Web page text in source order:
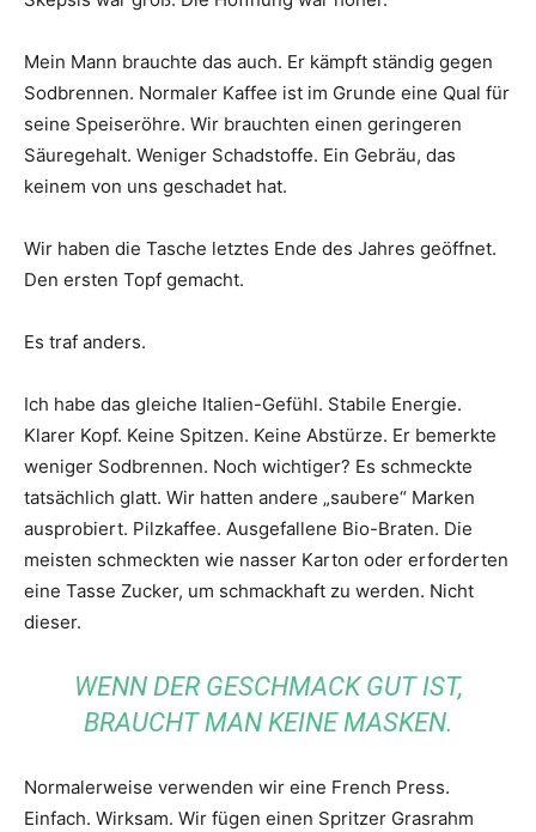
Mein Mann brauchte das auch. Er kämpft ständig gegen
Sodbrennen. Normaler Kaffee ist im Grunde eine Qual für
seine Speiseröhre. Wir brauchten einen geringeren
Säuregehalt. Weniger Schadstoffe. Ein Gebräu, das
keinem von uns geschadet hat.
Wir haben die Tasche letztes Ende des Jahres geöffnet.
Den ersten Topf gemacht.
Es traf anders.
Ich habe das gleiche Italien-Gefühl. Stabile Energie.
Klarer Kopf. Keine Spitzen. Keine Abstürze. Er bemerkte
weniger Sodbrennen. Noch wichtiger? Es schmeckte
tatsächlich glatt. Wir hatten andere „saubere“ Marken
ausprobiert. Pilzkaffee. Ausgefallene Bio-Braten. Die
meisten schmeckten wie nasser Karton oder erforderten
eine Tasse Zucker, um schmackhaft zu werden. Nicht
dieser.
WENN DER GESCHMACK GUT IST,
BRAUCHT MAN KEINE MASKEN.
Normalerweise verwenden wir eine French Press.
Einfach. Wirksam. Wir fügen einen Spritzer Grasrahm